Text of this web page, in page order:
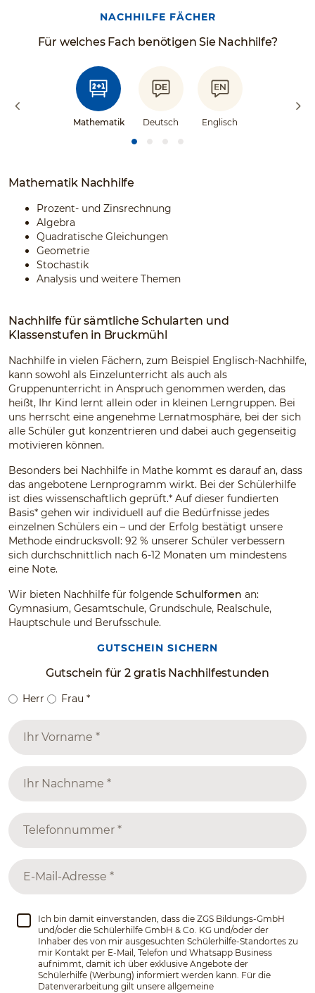
NACHHILFE FÄCHER
Für welches Fach benötigen Sie Nachhilfe?
Mathematik Deutsch Englisch
Mathematik Nachhilfe
Prozent- und Zinsrechnung
Algebra
Quadratische Gleichungen
Geometrie
Stochastik
Analysis und weitere Themen
Nachhilfe für sämtliche Schularten und
Klassenstufen in Bruckmühl
Nachhilfe in vielen Fächern, zum Beispiel Englisch-Nachhilfe,
kann sowohl als Einzelunterricht als auch als
Gruppenunterricht in Anspruch genommen werden, das
heißt, Ihr Kind lernt allein oder in kleinen Lerngruppen. Bei
uns herrscht eine angenehme Lernatmosphäre, bei der sich
alle Schüler gut konzentrieren und dabei auch gegenseitig
motivieren können.
Besonders bei Nachhilfe in Mathe kommt es darauf an, dass
das angebotene Lernprogramm wirkt. Bei der Schülerhilfe
ist dies wissenschaftlich geprüft.* Auf dieser fundierten
Basis* gehen wir individuell auf die Bedürfnisse jedes
einzelnen Schülers ein – und der Erfolg bestätigt unsere
Methode eindrucksvoll: 92 % unserer Schüler verbessern
sich durchschnittlich nach 6-12 Monaten um mindestens
eine Note.
Wir bieten Nachhilfe für folgende Schulformen an:
Gymnasium, Gesamtschule, Grundschule, Realschule,
Hauptschule und Berufsschule.
GUTSCHEIN SICHERN
Gutschein für 2 gratis Nachhilfestunden
Herr Frau *
Ich bin damit einverstanden, dass die ZGS Bildungs-GmbH
und/oder die Schülerhilfe GmbH & Co. KG und/oder der
Inhaber des von mir ausgesuchten Schülerhilfe-Standortes zu
mir Kontakt per E-Mail, Telefon und Whatsapp Business
aufnimmt, damit ich über exklusive Angebote der
Schülerhilfe (Werbung) informiert werden kann. Für die
Datenverarbeitung gilt unsere allgemeine